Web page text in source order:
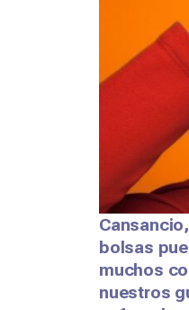
bolsas
muchos
nuestros